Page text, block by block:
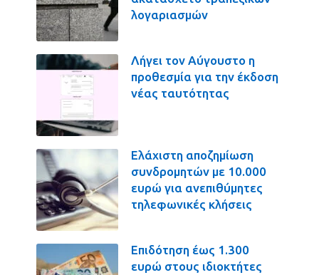
λογαριασμών
Λήγει τον Αύγουστο η
προθεσμία για την έκδοση
νέας ταυτότητας
Ελάχιστη αποζημίωση
συνδρομητών με 10.000
ευρώ για ανεπιθύμητες
τηλεφωνικές κλήσεις
Επιδότηση έως 1.300
ευρώ στους ιδιοκτήτες